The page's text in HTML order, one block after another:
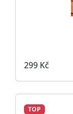
299 Kč
TOP